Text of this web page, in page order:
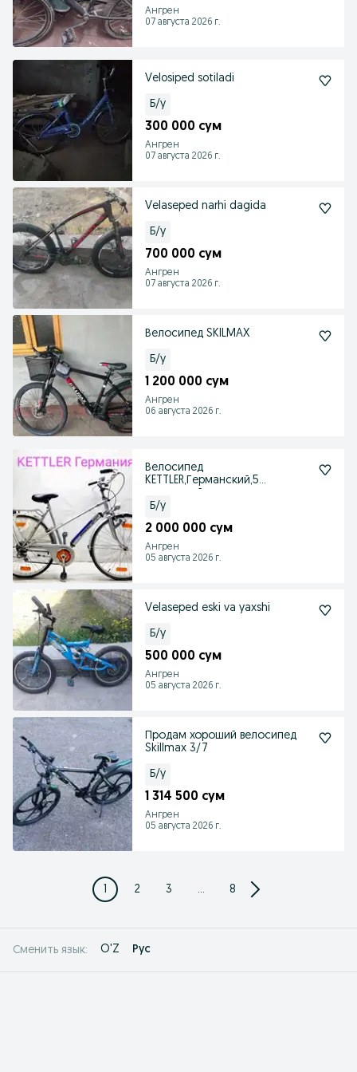
Ангрен
07 августа 2026 г.
Velosiped sotiladi
Б/у
300 000 сум
Ангрен
07 августа 2026 г.
Velaseped narhi dagida
Б/у
700 000 сум
Ангрен
07 августа 2026 г.
Велосипед SKILMAX
Б/у
1 200 000 сум
Ангрен
06 августа 2026 г.
Велосипед
KETTLER,Германский,5
Б/у
2 000 000 сум
Ангрен
05 августа 2026 г.
Velaseped eski va yaxshi
Б/у
500 000 сум
Ангрен
05 августа 2026 г.
Продам хороший велосипед
Skillmax 3/7
Б/у
1 314 500 сум
Ангрен
05 августа 2026 г.
1 2 3 ... 8
Сменить язык: O'Z Рус